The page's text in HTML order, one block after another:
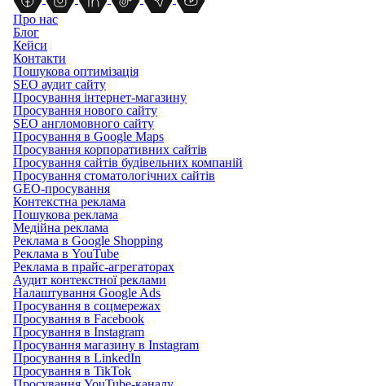
Про нас
Блог
Кейси
Контакти
Пошукова оптимізація
SEO аудит сайту
Просування інтернет-магазину
Просування нового сайту
SEO англомовного сайту
Просування в Google Maps
Просування корпоративних сайтів
Просування сайтів будівельних компаній
Просування стоматологічних сайтів
GEO-просування
Контекстна реклама
Пошукова реклама
Медійна реклама
Реклама в Google Shopping
Реклама в YouTube
Реклама в прайс-агрегаторах
Аудит контекстної реклами
Налаштування Google Ads
Просування в соцмережах
Просування в Facebook
Просування в Instagram
Просування магазину в Instagram
Просування в LinkedIn
Просування в TikTok